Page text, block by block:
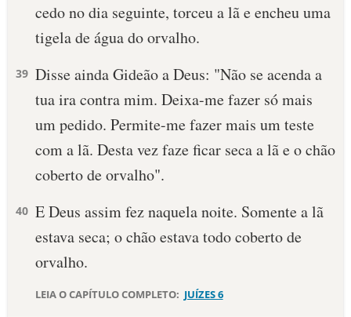
10 MANDAMENTOS
ESBOÇOS DE PREGAÇÃO
PERGUNTE À BÍBLIA IA
QUEM SOMOS
LOJA BÍBLIAON
cedo no dia seguinte, torceu a lã e encheu uma
tigela de água do orvalho.
39 Disse ainda Gideão a Deus: "Não se acenda a
tua ira contra mim. Deixa-me fazer só mais
um pedido. Permite-me fazer mais um teste
com a lã. Desta vez faze ficar seca a lã e o chão
coberto de orvalho".
40 E Deus assim fez naquela noite. Somente a lã
estava seca; o chão estava todo coberto de
orvalho.
LEIA O CAPÍTULO COMPLETO: JUÍZES 6